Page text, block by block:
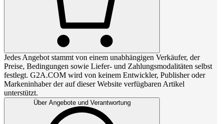
Jedes Angebot stammt von einem unabhängigen Verkäufer, der
Preise, Bedingungen sowie Liefer- und Zahlungsmodalitäten selbst
festlegt. G2A.COM wird von keinem Entwickler, Publisher oder
Markeninhaber der auf dieser Website verfügbaren Artikel
unterstützt.
Über Angebote und Verantwortung